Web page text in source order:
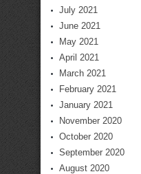
July 2021
June 2021
May 2021
April 2021
March 2021
February 2021
January 2021
November 2020
October 2020
September 2020
August 2020